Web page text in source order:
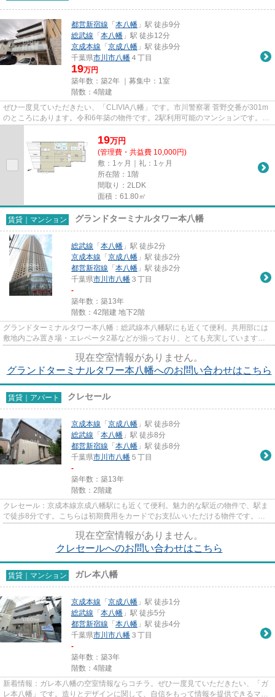
都営新宿線 「 本八幡 」駅 徒歩9分
総武線 「 本八幡 」駅 徒歩12分
京成本線 「 京成八幡 」駅 徒歩9分
千葉県市川市八幡 ４丁目
19万円
築年数：築2年 ｜募集中： 1室
階数：4階建
ぜひ一度見ていただきたい、「CLIVIA八幡」です。市川警察署 菅野交番が301m
のところにあります。令和6年築の物件です。2駅利用可能のマンションです。市
19万円
(管理費・共益費 10,000円)
敷：1ヶ月｜礼：1ヶ月
所在階：1階
間取り：2LDK
面積：61.80㎡
賃貸｜マンション グランドターミナルタワー本八幡
総武線 「 本八幡 」駅 徒歩2分
京成本線 「 京成八幡 」駅 徒歩2分
都営新宿線 「 本八幡 」駅 徒歩2分
千葉県市川市八幡 ３丁目
-
築年数：築13年
階数：42階建 地下2階
グランドターミナルタワー本八幡：総武線本八幡駅にも近くて便利。共用部には
敷地内ごみ置き場・エレベータ2基などが揃っており、とても充実しています。
現在空室情報がありません。
グランドターミナルタワー本八幡へのお問い合わせはこちら
賃貸｜アパート クレセール
京成本線 「 京成八幡 」駅 徒歩8分
総武線 「 本八幡 」駅 徒歩8分
都営新宿線 「 本八幡 」駅 徒歩8分
千葉県市川市八幡 ５丁目
-
築年数：築13年
階数：2階建
クレセール：京成本線京成八幡駅にも近くて便利。魅力的な駅近の物件で、駅ま
で徒歩8分です。こちらは初期費用をカードでお支払いいただける物件です。周
現在空室情報がありません。
クレセールへのお問い合わせはこちら
賃貸｜マンション ガレ本八幡
京成本線 「 京成八幡 」駅 徒歩1分
総武線 「 本八幡 」駅 徒歩5分
都営新宿線 「 本八幡 」駅 徒歩4分
千葉県市川市八幡 ３丁目
-
築年数：築3年
階数：4階建
新着情報：ガレ本八幡の空室情報ならコチラ。ぜひ一度見ていただきたい、「ガ
レ本八幡」です。造りとデザインに関して、自信をもって情報を提供できるマン